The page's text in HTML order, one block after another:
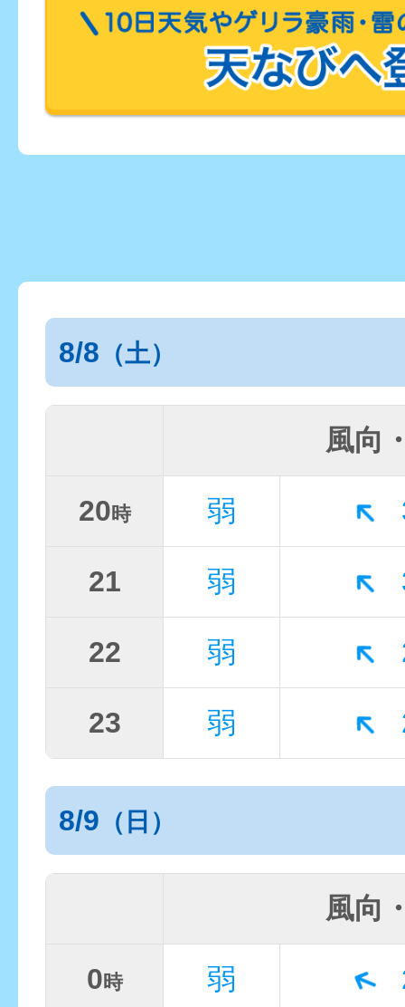
8/8 （土）
風向
20時 弱
21 弱
22 弱
23 弱
8/9 （日）
風向
0時 弱